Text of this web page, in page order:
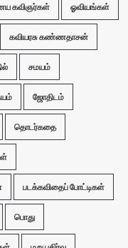
கவிஞர்கள் ஓவியங்கள்
கவியரசு கண்ணதாசன்
சமயம்
ஜோதிடம்
தொடர்கதை
படக்கவிதைப் போட்டிகள்
பொது